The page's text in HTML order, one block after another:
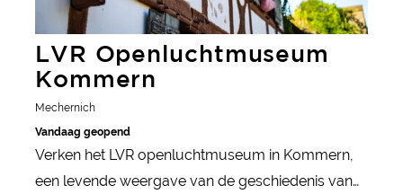
LVR Openluchtmuseum
Kommern
Mechernich
Vandaag geopend
Verken het LVR openluchtmuseum in Kommern,
een levende weergave van de geschiedenis van